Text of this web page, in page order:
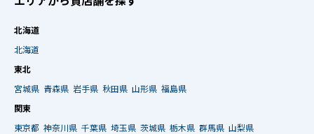
北海道
北海道
東北
宮城県 青森県 岩手県 秋田県 山形県 福島県
関東
東京都 神奈川県 千葉県 埼玉県 茨城県 栃木県 群馬県 山梨県